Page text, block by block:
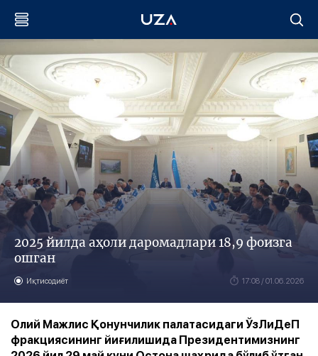
2025 йилда аҳоли даромадлари 18,9 фоизга
ошган
Иқтисодиёт 17:08 / 01.06.2026
Олий Мажлис Қонунчилик палатасидаги ЎзЛиДеП
фракциясининг йиғилишида Президентимизнинг